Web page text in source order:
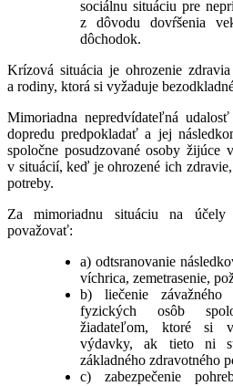
sociálnu situáciu pre
z dôvodu dovŕšenia
dôchodok.
Krízová situácia je ohrozenie
a rodiny, ktorá si vyžaduje
Mimoriadna nepredvídateľná
dopredu predpokladať a jej
spoločne posudzované osoby žijúce
v situácií, keď je ohrozené ich
potreby.
Za mimoriadnu situáciu na účely
považovať:
a) odtsranovanie
víchrica, zemetrasenie,
b) liečenie závažného
fyzických osôb
žiadateľom, ktoré si
výdavky, ak tieto ni
základného zdravotného
c) zabezpečenie